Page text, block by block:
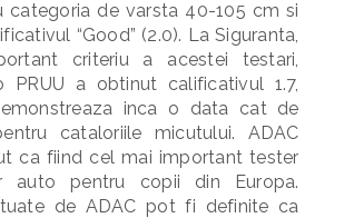
categoria de varsta 40-105 cm si
“Good” (2.0). La Siguranta,
criteriu a acestei testari,
PRUU a obtinut calificativul 1.7,
inca o data cat de
cataloriile micutului. ADAC
ca fiind cel mai important tester
auto pentru copii din Europa.
de ADAC pot fi definite ca